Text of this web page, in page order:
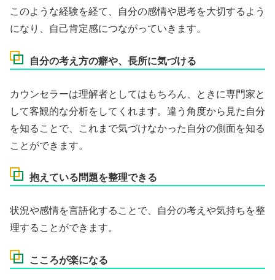
このような経験を経て、自分の感情や思考を大切するよう
になり、自己肯定感につながっていきます。
自分の考え方の癖や、長所に気づける
カウンセラーは理解者としてはもちろん、ときに専門家と
して客観的な分析をしてくれます。違う角度から見た自分
を知ることで、これまで気づけなかった自分の側面を知る
ことができます。
抱えている問題を整理できる
状況や感情を言語化することで、自分の考えや気持ちを整
理することができます。
こころが楽になる